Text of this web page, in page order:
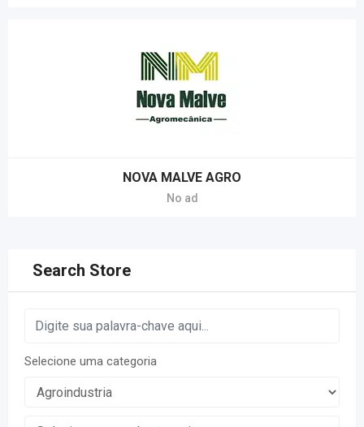
NOVA MALVE AGRO
No ad
Search Store
Selecione uma categoria